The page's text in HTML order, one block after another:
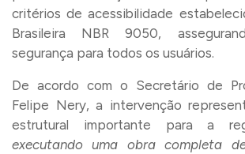
critérios de acessibilidade
Brasileira NBR 9050,
segurança para todos os usuários.
De acordo com o Secretário de
Felipe Nery, a intervenção
estrutural importante para a
executando uma obra completa